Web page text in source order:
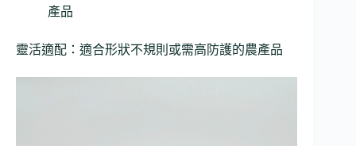
產品
靈活適配：適合形狀不規則或需高防護的農產品